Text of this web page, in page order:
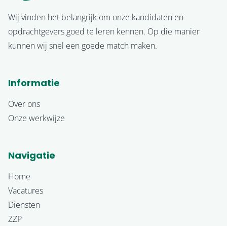
Wij vinden het belangrijk om onze kandidaten en
opdrachtgevers goed te leren kennen. Op die manier
kunnen wij snel een goede match maken.
Informatie
Over ons
Onze werkwijze
Navigatie
Home
Vacatures
Diensten
ZZP